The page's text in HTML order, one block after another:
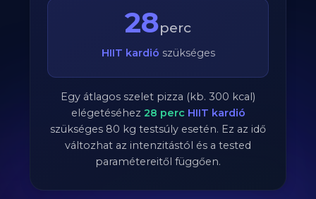
28perc
HIIT kardió szükséges
Egy átlagos szelet pizza (kb. 300 kcal)
elégetéséhez 28 perc HIIT kardió
szükséges 80 kg testsúly esetén. Ez az idő
változhat az intenzitástól és a tested
paramétereitől függően.